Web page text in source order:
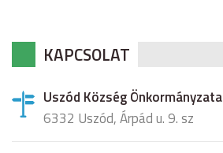
KAPCSOLAT
Uszód Község Önkormányzata
6332 Uszód, Árpád u. 9. sz